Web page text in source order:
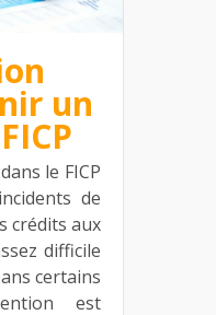
un
le FICP
de
crédits aux
difficile
certains
est